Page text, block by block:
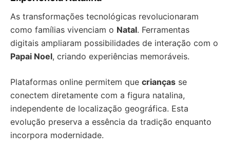
As transformações tecnológicas revolucionaram
como famílias vivenciam o Natal. Ferramentas
digitais ampliaram possibilidades de interação com o
Papai Noel, criando experiências memoráveis.
Plataformas online permitem que crianças se
conectem diretamente com a figura natalina,
independente de localização geográfica. Esta
evolução preserva a essência da tradição enquanto
incorpora modernidade.